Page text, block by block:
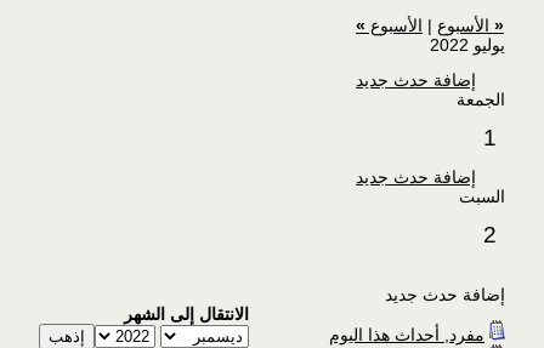
« الأسبوع | الأسبوع »
يوليو 2022
إضافة حدث جديد
الجمعة
1
إضافة حدث جديد
السبت
2
إضافة حدث جديد
مفرد, أحداث هذا اليوم
الانتقال إلى الشهر